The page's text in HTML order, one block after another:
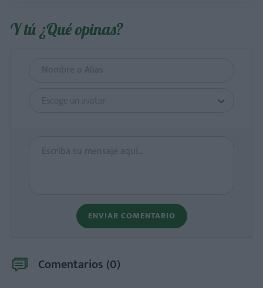
Y tú ¿Qué opinas?
Escoge un avatar
ENVIAR COMENTARIO
Comentarios (0)